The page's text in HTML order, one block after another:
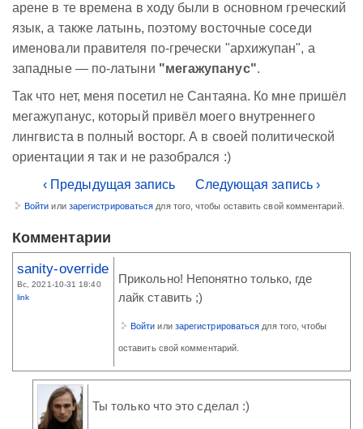
арене в те времена в ходу были в основном греческий
язык, а также латынь, поэтому восточные соседи
именовали правителя по-гречески "архижупан", а
западные — по-латыни "мегажупанус".
Так что нет, меня посетил не Сантаяна. Ко мне пришёл
мегажупанус, который привёл моего внутреннего
лингвиста в полный восторг. А в своей политической
ориентации я так и не разобрался :)
‹ Предыдущая запись
Следующая запись ›
Войти или зарегистрироваться для того, чтобы оставить свой комментарий.
Комментарии
sanity-override
Вс, 2021-10-31 18:40
link
Прикольно! Непонятно только, где
лайк ставить ;)
Войти или зарегистрироваться для того, чтобы
оставить свой комментарий.
Ты только что это сделал :)